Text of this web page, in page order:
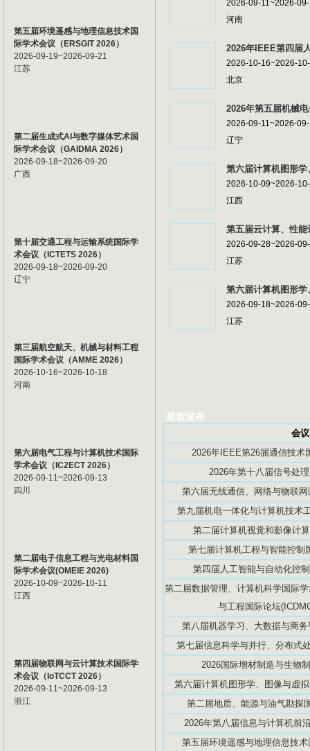
第五届环境遥感与地理信息技术国
际学术会议（ERSGIT 2026）
2026-09-19~2026-09-21
江苏
第二届生成式AI与数字媒体艺术国
际学术会议（GAIDMA 2026）
2026-09-18~2026-09-20
广西
第十届交通工程与运输系统国际学
术会议（ICTETS 2026）
2026-09-18~2026-09-20
辽宁
第三届航空航天、机械与材料工程
国际学术会议（AMME 2026）
2026-10-16~2026-10-18
河南
第六届电气工程与计算机技术国际
学术会议（IC2ECT 2026）
2026-09-11~2026-09-13
四川
第二届电子信息工程与光电材料国
际学术会议(OMEIE 2026)
2026-10-09~2026-10-11
江西
第四届物联网与云计算技术国际学
术会议（IoTCCT 2026）
2026-09-11~2026-09-13
浙江
2026-09-11~2026-
河南
2026年IEEE第四届
2026-10-16~2026-
北京
2026年第五届机械
2026-09-11~2026-
辽宁
第六届计算机图形
2026-10-09~2026-
江西
第五届云计算、性
2026-09-28~2026-
江苏
第六届计算机图形
2026-09-18~2026-
江苏
最新发布
会
2026年IEEE第26届通信技术
2026年第十八届信号处
第六届无线通信、网络与物联
第九届机电一体化与计算机技术
第二届计算机视觉和影像计
第七届计算机工程与智能控制
第四届人工智能与自动化控
第二届数据管理、计算机科学国际
与工程国际论坛
第八届机器学习、大数据与商
第七届信息科学与并行、分布式
2026国际增材制造与生物
第六届计算机图形学、图像与虚
第二届地质、能源与油气勘探
2026年第八届信息与计算机前
第五届环境遥感与地理信息技